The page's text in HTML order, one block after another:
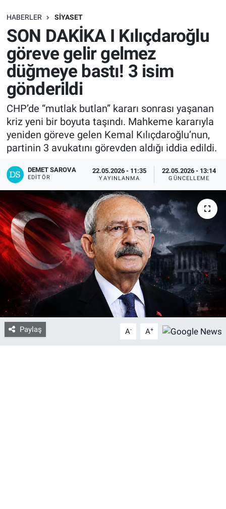
HABERLER SIYASET
SON DAKİKA I Kılıçdaroğlu
göreve gelir gelmez
düğmeye bastı! 3 isim
gönderildi
CHP’de “mutlak butlan” kararı sonrası yaşanan
kriz yeni bir boyuta taşındı. Mahkeme kararıyla
yeniden göreve gelen Kemal Kılıçdaroğlu’nun,
partinin 3 avukatını görevden aldığı iddia edildi.
DEMET SAROVA
EDITÖR
22.05.2026 - 11:35
YAYINLANMA
22.05.2026 - 13:14
GÜNCELLEME
Paylaş A- A+
SAĞLIK
EKONOMİ
EĞİTİM
ÖZEL HABER
Keşfet
ASTROLOJİ
MANŞET
RESMİ İLANLAR
İLAN
Bize ulaşın
İletişim/Künye
Yaşam
Gözden Kaçmasın